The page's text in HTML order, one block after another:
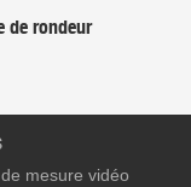
de rondeur
mesure vidéo